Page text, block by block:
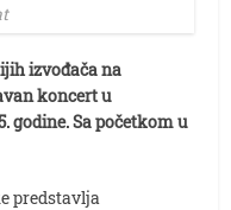
izvođača na
koncert u
godine. Sa početkom u
predstavlja